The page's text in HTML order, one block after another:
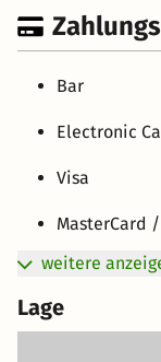
Bar
Electronic
Visa
MasterCard
weitere
Lage